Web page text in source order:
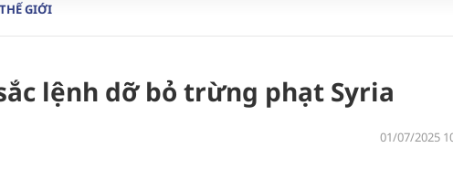
THẾ GIỚI
lệnh dỡ bỏ trừng phạt Syria
01/07/2025